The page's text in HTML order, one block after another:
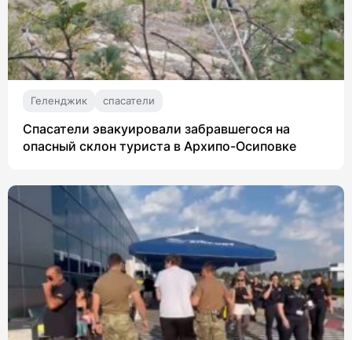
Геленджик спасатели
Спасатели эвакуировали забравшегося на
опасный склон туриста в Архипо-Осиповке